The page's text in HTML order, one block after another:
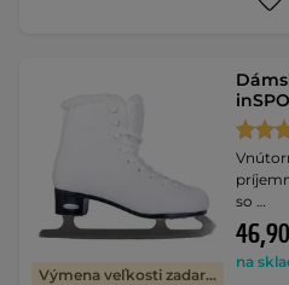
Výmena veľkosti zadarmo
so …
na